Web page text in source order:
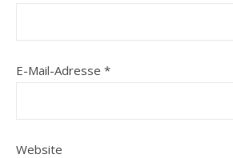
E-Mail-Adresse *
Website